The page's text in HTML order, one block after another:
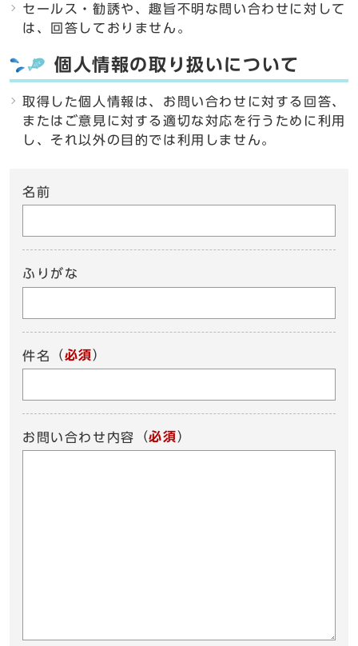
セールス・勧誘や、趣旨不明な問い合わせに対して
は、回答しておりません。
個人情報の取り扱いについて
取得した個人情報は、お問い合わせに対する回答、
またはご意見に対する適切な対応を行うために利用
し、それ以外の目的では利用しません。
名前
ふりがな
件名 （必須）
お問い合わせ内容 （必須）